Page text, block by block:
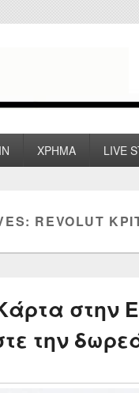
ΧΡΗΜΑ LIVE
REVOLUT
στην
την